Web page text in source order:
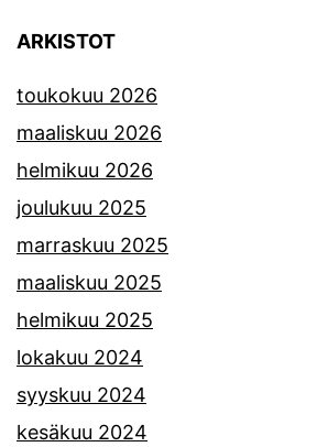
ARKISTOT
toukokuu 2026
maaliskuu 2026
helmikuu 2026
joulukuu 2025
marraskuu 2025
maaliskuu 2025
helmikuu 2025
lokakuu 2024
syyskuu 2024
kesäkuu 2024